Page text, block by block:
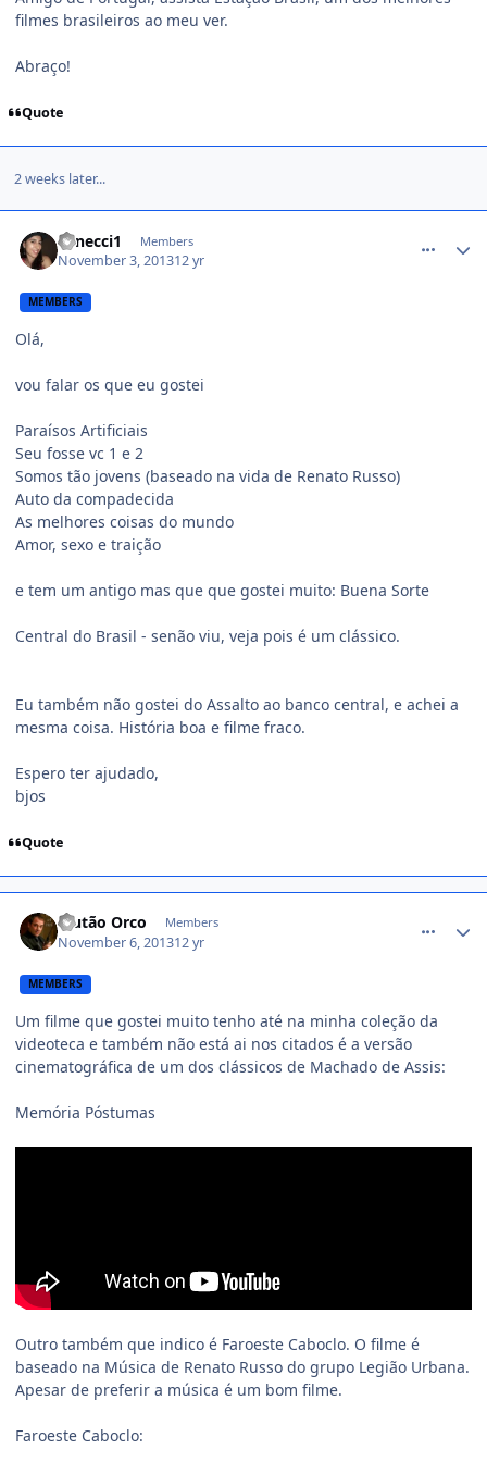
filmes brasileiros ao meu ver.
Abraço!
Quote
2 weeks later...
vanecci1 Members
November 3, 201312 yr
MEMBERS
Olá,
vou falar os que eu gostei
Paraísos Artificiais
Seu fosse vc 1 e 2
Somos tão jovens (baseado na vida de Renato Russo)
Auto da compadecida
As melhores coisas do mundo
Amor, sexo e traição
e tem um antigo mas que que gostei muito: Buena Sorte
Central do Brasil - senão viu, veja pois é um clássico.
Eu também não gostei do Assalto ao banco central, e achei a
mesma coisa. História boa e filme fraco.
Espero ter ajudado,
bjos
Quote
Plutão Orco Members
November 6, 201312 yr
MEMBERS
Um filme que gostei muito tenho até na minha coleção da
videoteca e também não está ai nos citados é a versão
cinematográfica de um dos clássicos de Machado de Assis:
Memória Póstumas
Outro também que indico é Faroeste Caboclo. O filme é
baseado na Música de Renato Russo do grupo Legião Urbana.
Apesar de preferir a música é um bom filme.
Faroeste Caboclo: